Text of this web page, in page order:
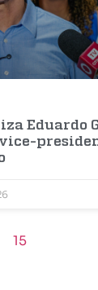
Eduardo
15